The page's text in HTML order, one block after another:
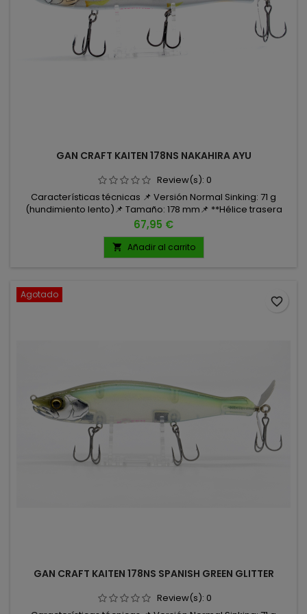
GAN CRAFT KAITEN 178NS NAKAHIRA AYU
Review(s): 0
Características técnicas 📌 Versión Normal Sinking: 71 g
(hundimiento lento)📌 Tamaño: 178 mm📌 **Hélice trasera
para generar turbulencias📌 Anzuelos: Cultiva ST-36BC,
tamaño 1
Precio
67,95 €
 Añadir al carrito
Agotado
GAN CRAFT KAITEN 178NS SPANISH GREEN GLITTER
Review(s): 0
favorite_border